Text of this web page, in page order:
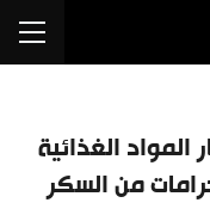
المواد الغذائية
من السكر